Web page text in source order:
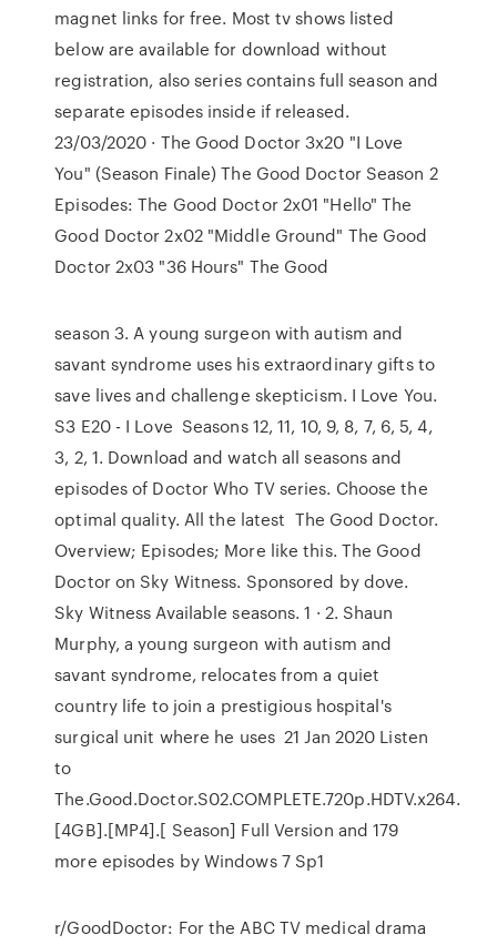
magnet links for free. Most tv shows listed
below are available for download without
registration, also series contains full season and
separate episodes inside if released.
23/03/2020 · The Good Doctor 3x20 "I Love
You" (Season Finale) The Good Doctor Season 2
Episodes: The Good Doctor 2x01 "Hello" The
Good Doctor 2x02 "Middle Ground" The Good
Doctor 2x03 "36 Hours" The Good
season 3. A young surgeon with autism and
savant syndrome uses his extraordinary gifts to
save lives and challenge skepticism. I Love You.
S3 E20 - I Love Seasons 12, 11, 10, 9, 8, 7, 6, 5, 4,
3, 2, 1. Download and watch all seasons and
episodes of Doctor Who TV series. Choose the
optimal quality. All the latest The Good Doctor.
Overview; Episodes; More like this. The Good
Doctor on Sky Witness. Sponsored by dove.
Sky Witness Available seasons. 1 · 2. Shaun
Murphy, a young surgeon with autism and
savant syndrome, relocates from a quiet
country life to join a prestigious hospital's
surgical unit where he uses 21 Jan 2020 Listen
to
The.Good.Doctor.S02.COMPLETE.720p.HDTV.x264.
[4GB].[MP4].[ Season] Full Version and 179
more episodes by Windows 7 Sp1
r/GoodDoctor: For the ABC TV medical drama